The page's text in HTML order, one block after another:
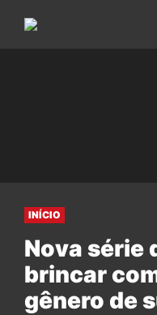
INÍCIO
Nova série
brincar
gênero de